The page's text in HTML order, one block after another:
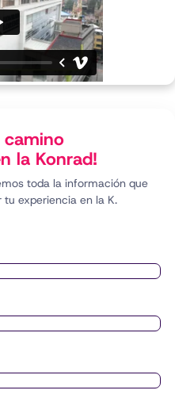
camino
la Konrad!
toda la información que
experiencia en la K.